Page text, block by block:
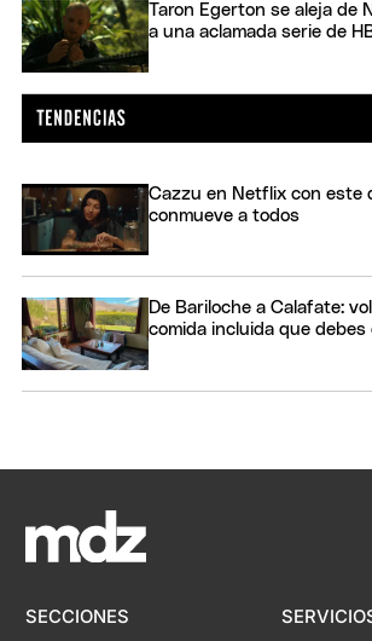
Taron Egerton se aleja de
a una aclamada serie de
Cazzu en Netflix con este
conmueve a todos
De Bariloche a Calafate:
comida incluida que debes
SECCIONES